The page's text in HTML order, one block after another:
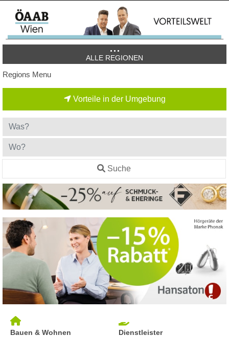
ALLE REGIONEN
Regions Menu
Vorteile in der Umgebung
Suche
Bauen & Wohnen Dienstleister